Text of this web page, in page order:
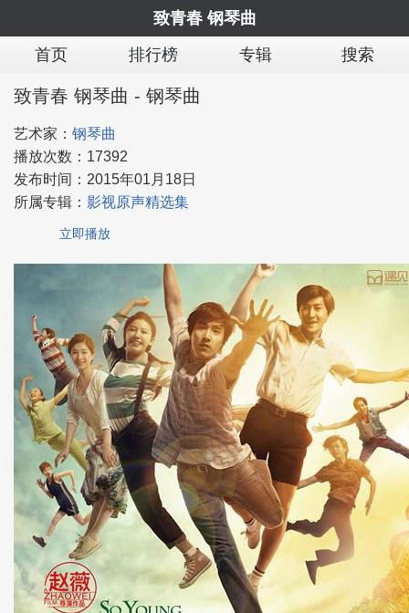
致青春 钢琴曲
首页
排行榜 专辑 搜索
致青春 钢琴曲 - 钢琴曲
艺术家： 钢琴曲
播放次数： 17392
发布时间： 2015年01月18日
所属专辑： 影视原声精选集
立即播放